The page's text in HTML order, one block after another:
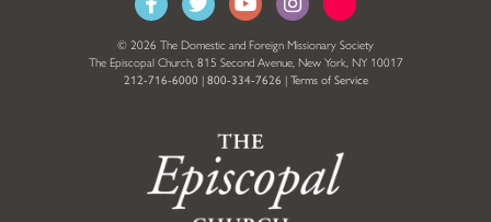
© 2026 The Domestic and Foreign Missionary Society
The Episcopal Church, 815 Second Avenue, New York, NY 10017
212-716-6000 | 800-334-7626 | Terms of Service